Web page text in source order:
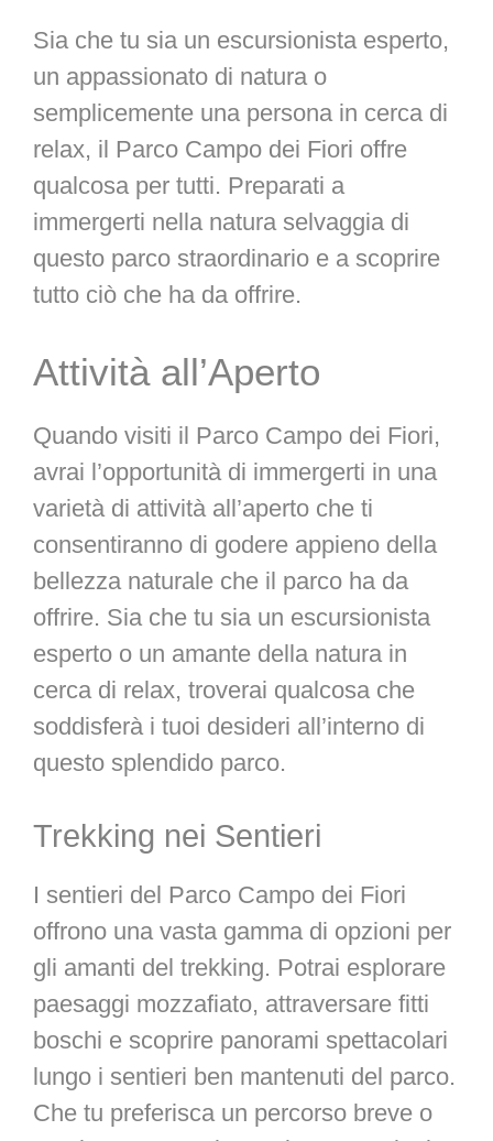
Sia che tu sia un escursionista esperto,
un appassionato di natura o
semplicemente una persona in cerca di
relax, il Parco Campo dei Fiori offre
qualcosa per tutti. Preparati a
immergerti nella natura selvaggia di
questo parco straordinario e a scoprire
tutto ciò che ha da offrire.
Attività all’Aperto
Quando visiti il Parco Campo dei Fiori,
avrai l’opportunità di immergerti in una
varietà di attività all’aperto che ti
consentiranno di godere appieno della
bellezza naturale che il parco ha da
offrire. Sia che tu sia un escursionista
esperto o un amante della natura in
cerca di relax, troverai qualcosa che
soddisferà i tuoi desideri all’interno di
questo splendido parco.
Trekking nei Sentieri
I sentieri del Parco Campo dei Fiori
offrono una vasta gamma di opzioni per
gli amanti del trekking. Potrai esplorare
paesaggi mozzafiato, attraversare fitti
boschi e scoprire panorami spettacolari
lungo i sentieri ben mantenuti del parco.
Che tu preferisca un percorso breve o